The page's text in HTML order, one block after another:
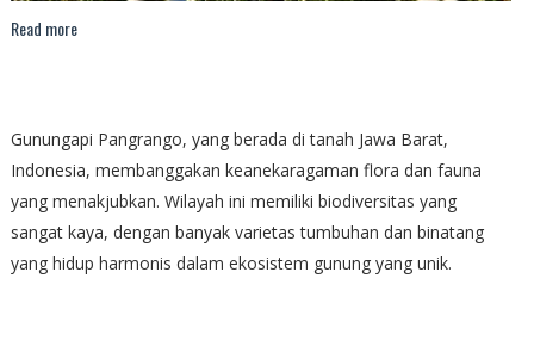
Read more
Gunungapi Pangrango, yang berada di tanah Jawa Barat,
Indonesia, membanggakan keanekaragaman flora dan fauna
yang menakjubkan. Wilayah ini memiliki biodiversitas yang
sangat kaya, dengan banyak varietas tumbuhan dan binatang
yang hidup harmonis dalam ekosistem gunung yang unik.